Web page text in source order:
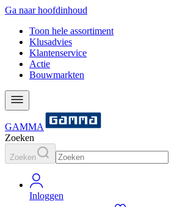
Ga naar hoofdinhoud
Toon hele assortiment
Klusadvies
Klantenservice
Actie
Bouwmarkten
GAMMA
Zoeken
Zoeken
Inloggen